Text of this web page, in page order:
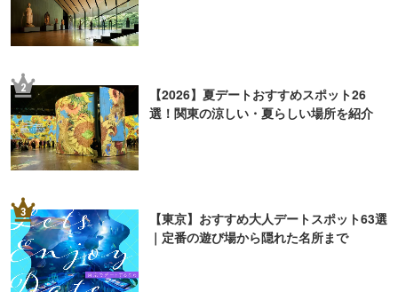
2
【2026】夏デートおすすめスポット26
選！関東の涼しい・夏らしい場所を紹介
3
【東京】おすすめ大人デートスポット63選
｜定番の遊び場から隠れた名所まで